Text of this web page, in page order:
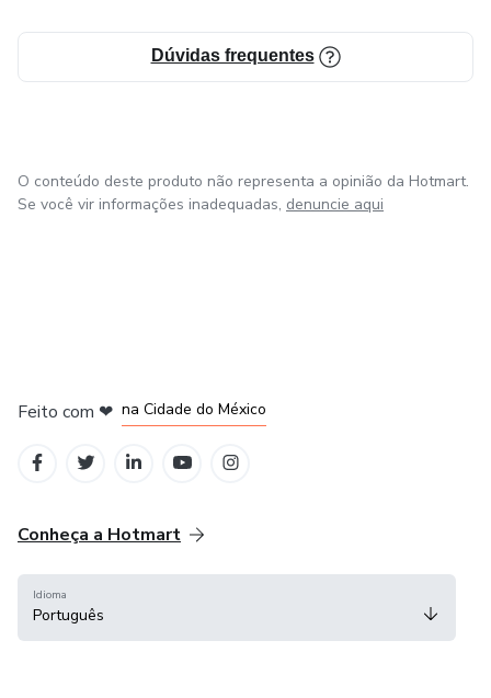
Dúvidas frequentes
O conteúdo deste produto não representa a opinião da Hotmart.
Se você vir informações inadequadas, denuncie aqui
Feito com ❤ na Cidade do México
Conheça a Hotmart
Idioma
Português